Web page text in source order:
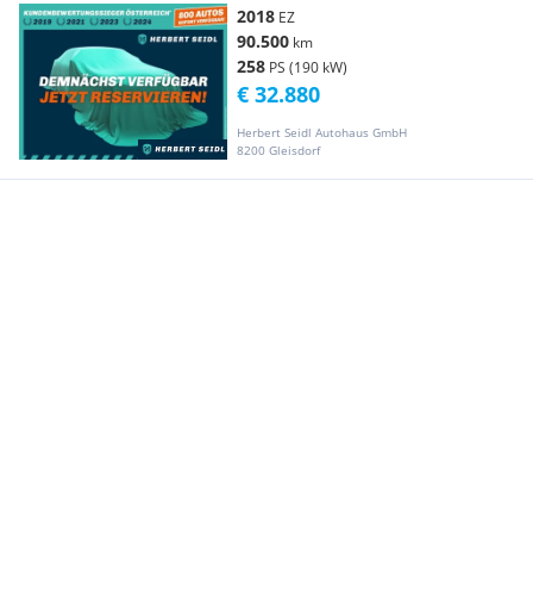
2018 EZ
90.500 km
258 PS (190 kW)
Herbert Seidl Autohaus GmbH
8200 Gleisdorf
€ 32.880